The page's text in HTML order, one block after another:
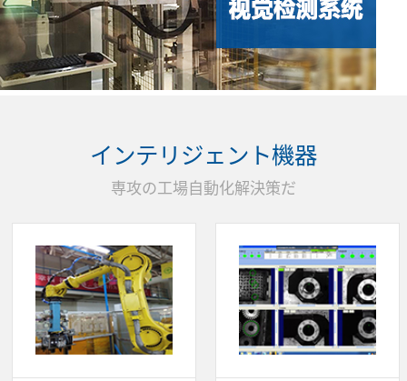
インテリジェント機器
専攻の工場自動化解決策だ